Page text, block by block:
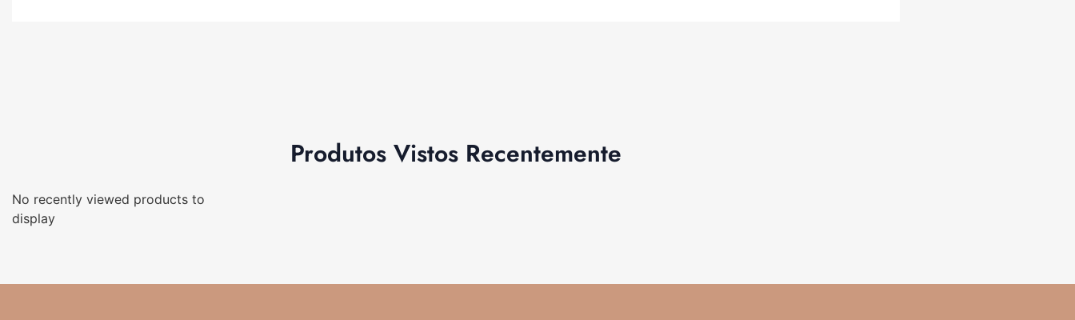
Produtos Vistos Recentemente
No recently viewed products to
display